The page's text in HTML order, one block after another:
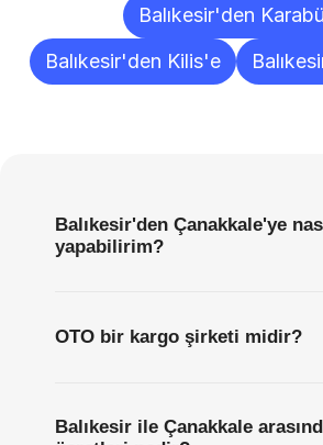
Balıkesir'den
Balıkesir'den Kilis'e
Balıkesir'den Çanakkale'ye
yapabilirim?
OTO bir kargo şirketi midir?
Balıkesir ile Çanakkale